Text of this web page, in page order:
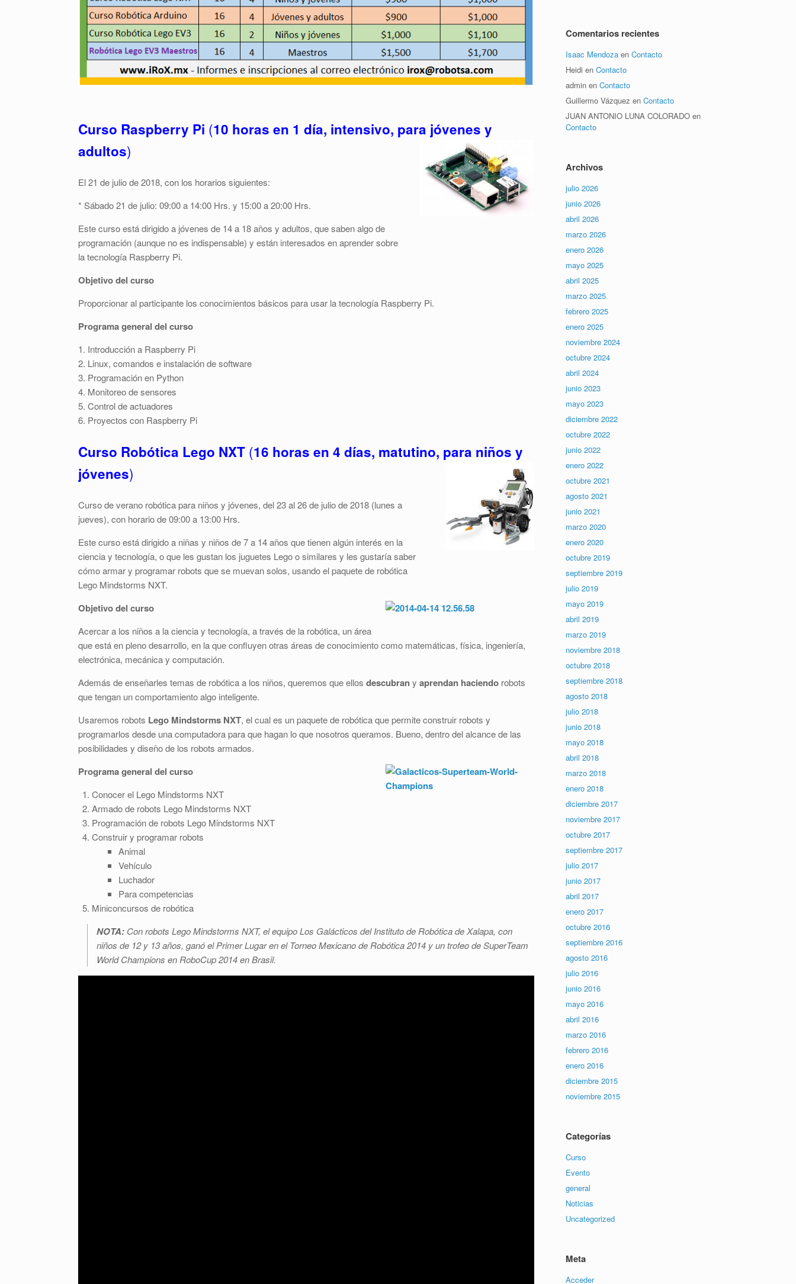
Curso Raspberry Pi (10 horas en 1 día, intensivo, para jóvenes y
adultos)
El 21 de julio de 2018, con los horarios siguientes:
* Sábado 21 de julio: 09:00 a 14:00 Hrs. y 15:00 a 20:00 Hrs.
Este curso está dirigido a jóvenes de 14 a 18 años y adultos, que saben algo de
programación (aunque no es indispensable) y están interesados en aprender sobre
la tecnología Raspberry Pi.
Objetivo del curso
Proporcionar al participante los conocimientos básicos para usar la tecnología Raspberry Pi.
Programa general del curso
1. Introducción a Raspberry Pi
2. Linux, comandos e instalación de software
3. Programación en Python
4. Monitoreo de sensores
5. Control de actuadores
6. Proyectos con Raspberry Pi
Curso Robótica Lego NXT (16 horas en 4 días, matutino, para niños y
jóvenes)
Curso de verano robótica para niños y jóvenes, del 23 al 26 de julio de 2018 (lunes a
jueves), con horario de 09:00 a 13:00 Hrs.
Este curso está dirigido a niñas y niños de 7 a 14 años que tienen algún interés en la
ciencia y tecnología, o que les gustan los juguetes Lego o similares y les gustaría saber
cómo armar y programar robots que se muevan solos, usando el paquete de robótica
Lego Mindstorms NXT.
Objetivo del curso
Acercar a los niños a la ciencia y tecnología, a través de la robótica, un área
que está en pleno desarrollo, en la que confluyen otras áreas de conocimiento como matemáticas, física, ingeniería,
electrónica, mecánica y computación.
Además de enseñarles temas de robótica a los niños, queremos que ellos descubrany aprendan haciendo robots
que tengan un comportamiento algo inteligente.
Usaremos robots Lego Mindstorms NXT, el cual es un paquete de robótica que permite construir robots y
programarlos desde una computadora para que hagan lo que nosotros queramos. Bueno, dentro del alcance de las
posibilidades y diseño de los robots armados.
Programa general del curso
Conocer el Lego Mindstorms NXT
Armado de robots Lego Mindstorms NXT
Programación de robots Lego Mindstorms NXT
Construir y programar robots
Animal
Vehículo
Luchador
Para competencias
Miniconcursos de robótica
NOTA: Con robots Lego Mindstorms NXT, el equipo Los Galácticos del Instituto de Robótica de Xalapa, con
niños de 12 y 13 años, ganó el Primer Lugar en el Torneo Mexicano de Robótica 2014 y un trofeo de SuperTeam
World Champions en RoboCup 2014 en Brasil.
Comentarios recientes
Isaac Mendoza enContacto
Heidi enContacto
admin enContacto
Guillermo Vázquez enContacto
JUAN ANTONIO LUNA COLORADO en
Contacto
Archivos
julio 2026
junio 2026
abril 2026
marzo 2026
enero 2026
mayo 2025
abril 2025
marzo 2025
febrero 2025
enero 2025
noviembre 2024
octubre 2024
abril 2024
junio 2023
mayo 2023
diciembre 2022
octubre 2022
junio 2022
enero 2022
octubre 2021
agosto 2021
junio 2021
marzo 2020
enero 2020
octubre 2019
septiembre 2019
julio 2019
mayo 2019
abril 2019
marzo 2019
noviembre 2018
octubre 2018
septiembre 2018
agosto 2018
julio 2018
junio 2018
mayo 2018
abril 2018
marzo 2018
enero 2018
diciembre 2017
noviembre 2017
octubre 2017
septiembre 2017
julio 2017
junio 2017
abril 2017
enero 2017
octubre 2016
septiembre 2016
agosto 2016
julio 2016
junio 2016
mayo 2016
abril 2016
marzo 2016
febrero 2016
enero 2016
diciembre 2015
noviembre 2015
Categorías
Curso
Evento
general
Noticias
Uncategorized
Meta
Acceder